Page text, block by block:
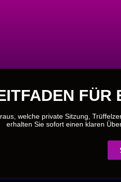
FÜR
welche private Sitzung,
erhalten Sie sofort einen klaren